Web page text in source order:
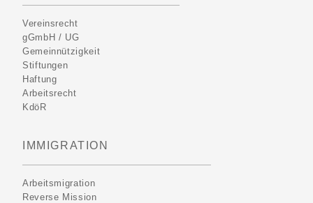
Vereinsrecht
gGmbH / UG
Gemeinnützigkeit
Stiftungen
Haftung
Arbeitsrecht
KdöR
IMMIGRATION
Arbeitsmigration
Reverse Mission